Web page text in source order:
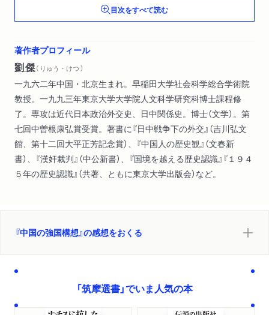
目次をすべて読む
著作者プロフィール
劉傑（ りゅう・けつ ）
一九六二年中国・北京生まれ。早稲田大学社会科学総合学術院
教授。一九九三年東京大学大学院人文科学研究科博士課程修
了。専攻は近代日本政治外交史、日中関係史。博士（文学）。第
七回中曽根康弘賞受賞。著書に『日中戦争下の外交』（吉川弘文
館、第十二回大平正芳記念賞）、『中国人の歴史観』（文春新
書）、『漢奸裁判』（中公新書）、『国境を越える歴史認識』『１９４
５年の歴史認識』（共著、ともに東京大学出版会）など。
『中国の強国構想』の感想をおくる
「筑摩選書」でいま人気の本